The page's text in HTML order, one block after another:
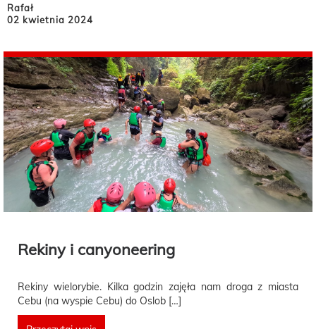
Rafał
02 kwietnia 2024
Rekiny i canyoneering
Rekiny wielorybie. Kilka godzin zajęła nam droga z miasta
Cebu (na wyspie Cebu) do Oslob […]